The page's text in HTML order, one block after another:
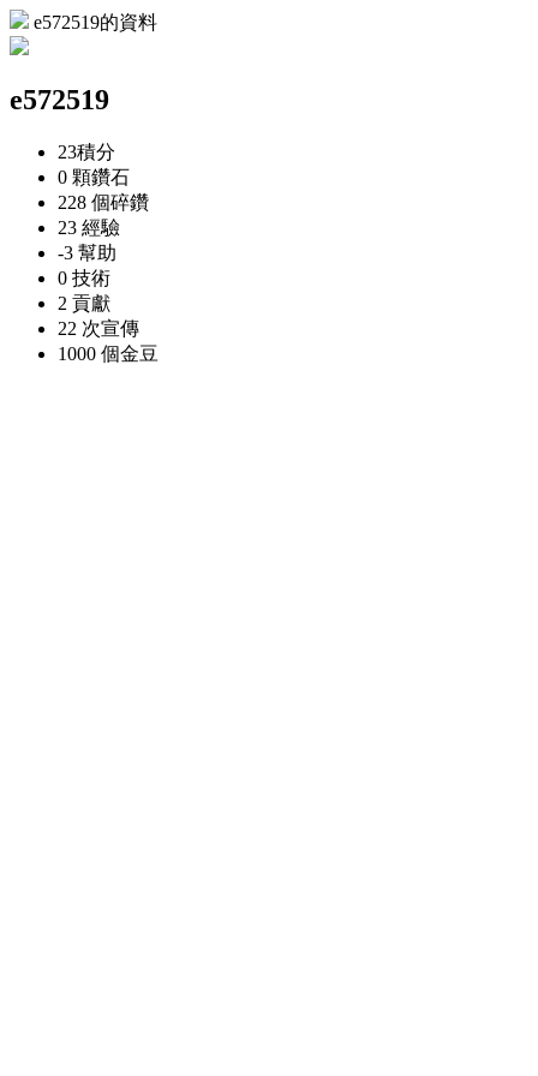
e572519的資料
e572519
23積分
0 顆鑽石
228 個碎鑽
23 經驗
-3 幫助
0 技術
2 貢獻
22 次宣傳
1000 個金豆